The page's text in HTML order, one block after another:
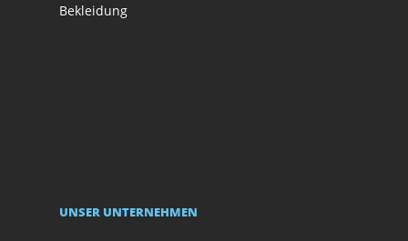
Bekleidung
UNSER UNTERNEHMEN